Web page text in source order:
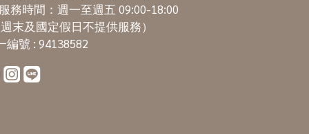
務時間：週一至週五 09:00-18:00
末及國定假日不提供服務）
編號 : 94138582